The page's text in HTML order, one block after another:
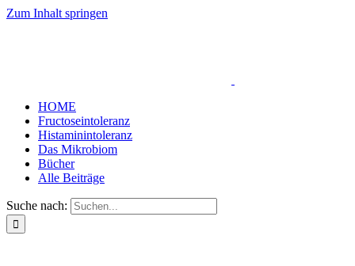
Zum Inhalt springen
HOME
Fructoseintoleranz
Histaminintoleranz
Das Mikrobiom
Bücher
Alle Beiträge
Suche nach: